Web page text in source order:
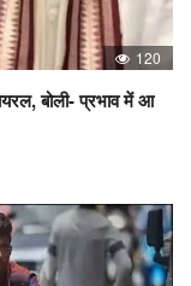
120
बोली- प्रभाव में आ